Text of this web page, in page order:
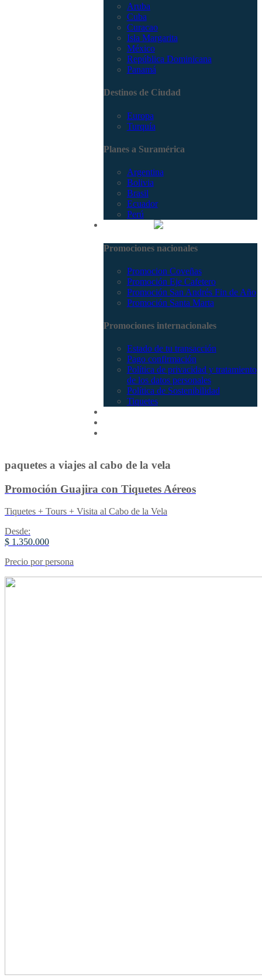
Aruba
Cuba
Curacao
Isla Margarita
México
República Dominicana
Panamá
Destinos de Ciudad
Europa
Turquía
Planes a Suramérica
Argentina
Bolivia
Brasil
Ecuador
Perú
Promociones nacionales
Promocion Coveñas
Promoción Eje Cafetero
Promoción San Andrés Fin de Año
Promoción Santa Marta
Promociones internacionales
Estado de tu transacción
Pago confirmación
Política de privacidad y tratamiento
de los datos personales
Política de Sostenibilidad
Tiquetes
paquetes a viajes al cabo de la vela
Promoción Guajira con Tiquetes Aéreos
Tiquetes + Tours + Visita al Cabo de la Vela
Desde:
$ 1.350.000
Precio por persona